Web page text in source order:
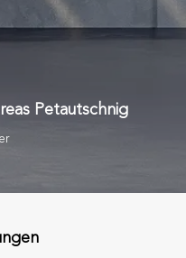
Petautschnig